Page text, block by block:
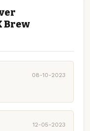
Brew
08-10-2023
12-05-2023